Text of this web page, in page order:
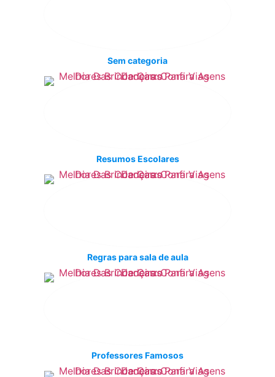
Sem categoria
Resumos Escolares
Regras para sala de aula
Professores Famosos